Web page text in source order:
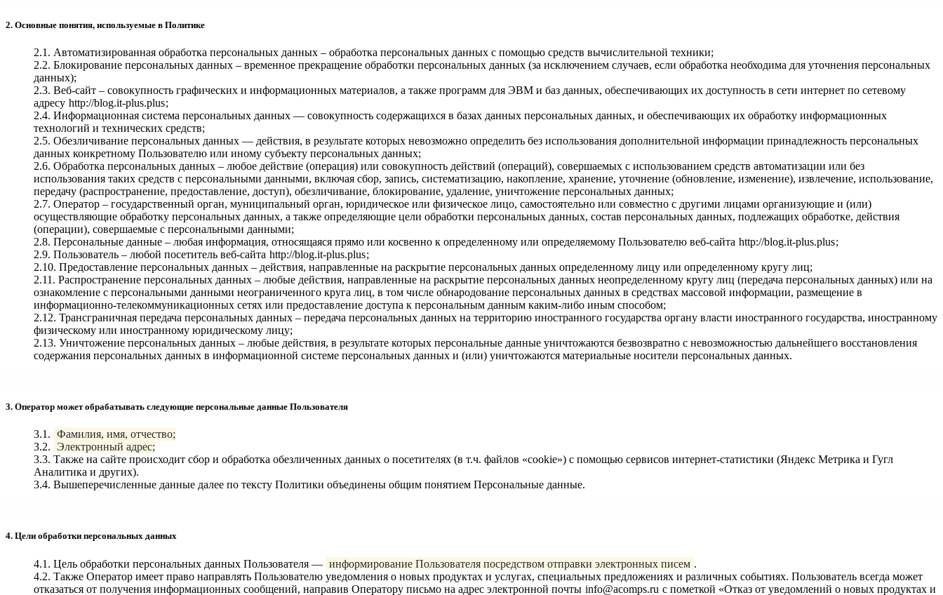
2. Основные понятия, используемые в Политике
2.1. Автоматизированная обработка персональных данных – обработка персональных данных с помощью средств вычислительной техники;
2.2. Блокирование персональных данных – временное прекращение обработки персональных данных (за исключением случаев, если обработка необходима для уточнения персональных
данных);
2.3. Веб-сайт – совокупность графических и информационных материалов, а также программ для ЭВМ и баз данных, обеспечивающих их доступность в сети интернет по сетевому
адресу http://blog.it-plus.plus;
2.4. Информационная система персональных данных — совокупность содержащихся в базах данных персональных данных, и обеспечивающих их обработку информационных
технологий и технических средств;
2.5. Обезличивание персональных данных — действия, в результате которых невозможно определить без использования дополнительной информации принадлежность персональных
данных конкретному Пользователю или иному субъекту персональных данных;
2.6. Обработка персональных данных – любое действие (операция) или совокупность действий (операций), совершаемых с использованием средств автоматизации или без
использования таких средств с персональными данными, включая сбор, запись, систематизацию, накопление, хранение, уточнение (обновление, изменение), извлечение, использование,
передачу (распространение, предоставление, доступ), обезличивание, блокирование, удаление, уничтожение персональных данных;
2.7. Оператор – государственный орган, муниципальный орган, юридическое или физическое лицо, самостоятельно или совместно с другими лицами организующие и (или)
осуществляющие обработку персональных данных, а также определяющие цели обработки персональных данных, состав персональных данных, подлежащих обработке, действия
(операции), совершаемые с персональными данными;
2.8. Персональные данные – любая информация, относящаяся прямо или косвенно к определенному или определяемому Пользователю веб-сайта http://blog.it-plus.plus;
2.9. Пользователь – любой посетитель веб-сайта http://blog.it-plus.plus;
2.10. Предоставление персональных данных – действия, направленные на раскрытие персональных данных определенному лицу или определенному кругу лиц;
2.11. Распространение персональных данных – любые действия, направленные на раскрытие персональных данных неопределенному кругу лиц (передача персональных данных) или на
ознакомление с персональными данными неограниченного круга лиц, в том числе обнародование персональных данных в средствах массовой информации, размещение в
информационно-телекоммуникационных сетях или предоставление доступа к персональным данным каким-либо иным способом;
2.12. Трансграничная передача персональных данных – передача персональных данных на территорию иностранного государства органу власти иностранного государства, иностранному
физическому или иностранному юридическому лицу;
2.13. Уничтожение персональных данных – любые действия, в результате которых персональные данные уничтожаются безвозвратно с невозможностью дальнейшего восстановления
содержания персональных данных в информационной системе персональных данных и (или) уничтожаются материальные носители персональных данных.
3. Оператор может обрабатывать следующие персональные данные Пользователя
3.1. Фамилия, имя, отчество;
3.2.
Электронный адрес;
3.3. Также на сайте происходит сбор и обработка обезличенных данных о посетителях (в т.ч. файлов «cookie») с помощью сервисов интернет-статистики (Яндекс Метрика и Гугл
Аналитика и других).
3.4. Вышеперечисленные данные далее по тексту Политики объединены общим понятием Персональные данные.
4. Цели обработки персональных данных
4.1. Цель обработки персональных данных Пользователя — информирование Пользователя посредством отправки электронных писем .
4.2. Также Оператор имеет право направлять Пользователю уведомления о новых продуктах и услугах, специальных предложениях и различных событиях. Пользователь всегда может
отказаться от получения информационных сообщений, направив Оператору письмо на адрес электронной почты info@acomps.ru с пометкой «Отказ от уведомлений о новых продуктах и